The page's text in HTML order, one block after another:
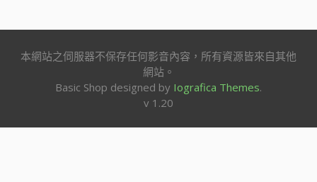
本網站之伺服器不保存任何影音內容，所有資源皆來自其他
網站。
Basic Shop designed by Iografica Themes.
v 1.20